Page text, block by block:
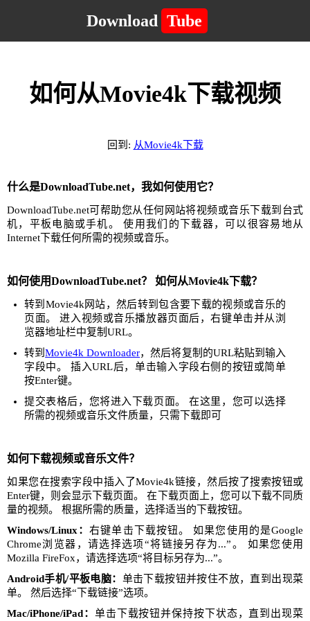
Download Tube
如何从Movie4k下载视频
回到: 从Movie4k下载
什么是DownloadTube.net，我如何使用它？
DownloadTube.net可帮助您从任何网站将视频或音乐下载到台式
机，平板电脑或手机。 使用我们的下载器，可以很容易地从
Internet下载任何所需的视频或音乐。
如何使用DownloadTube.net？ 如何从Movie4k下载？
转到Movie4k网站，然后转到包含要下载的视频或音乐的
页面。 进入视频或音乐播放器页面后，右键单击并从浏
览器地址栏中复制URL。
转到Movie4k Downloader，然后将复制的URL粘贴到输入
字段中。 插入URL后，单击输入字段右侧的按钮或简单
按Enter键。
提交表格后，您将进入下载页面。 在这里，您可以选择
所需的视频或音乐文件质量，只需下载即可
如何下载视频或音乐文件？
如果您在搜索字段中插入了Movie4k链接，然后按了搜索按钮或
Enter键，则会显示下载页面。 在下载页面上，您可以下载不同质
量的视频。 根据所需的质量，选择适当的下载按钮。
Windows/Linux：右键单击下载按钮。 如果您使用的是Google
Chrome浏览器，请选择选项“将链接另存为...”。 如果您使用
Mozilla FireFox，请选择选项“将目标另存为...”。
Android手机/平板电脑： 单击下载按钮并按住不放，直到出现菜
单。 然后选择“下载链接”选项。
Mac/iPhone/iPad： 单击下载按钮并保持按下状态，直到出现菜